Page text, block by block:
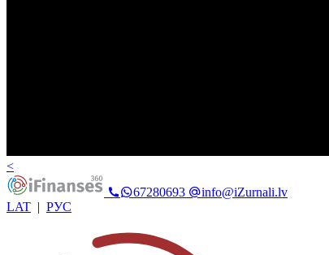
<
67280693
info@iZurnali.lv
LAT | РУС